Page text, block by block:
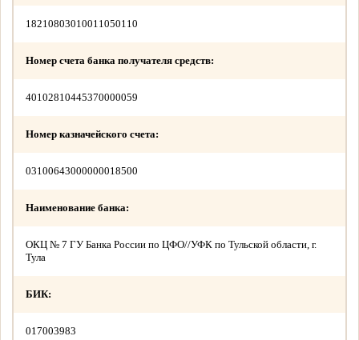
18210803010011050110
Номер счета банка получателя средств:
40102810445370000059
Номер казначейского счета:
03100643000000018500
Наименование банка:
ОКЦ № 7 ГУ Банка России по ЦФО//УФК по Тульской области, г.
Тула
БИК:
017003983